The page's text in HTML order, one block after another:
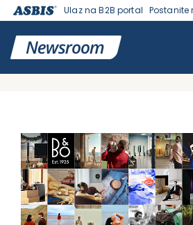
Ulaz na B2B portal Postanite
OLUFSEN ŠIRE MALOPRODAJNU
PRODAVNICE ZA LUKSUZNO